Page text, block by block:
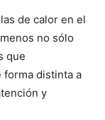
de calor en el
no sólo
que
distinta a
y